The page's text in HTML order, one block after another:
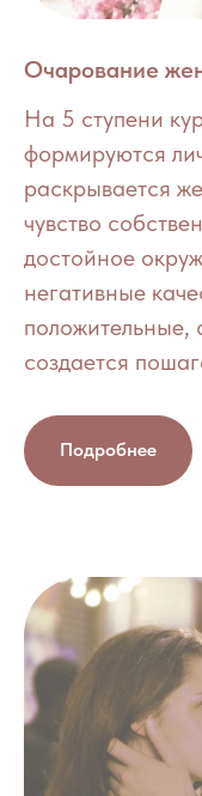
Очарование
На 5 ступени
формируются
раскрывается
чувство
достойное
негативные
положительные,
создается
Подробнее